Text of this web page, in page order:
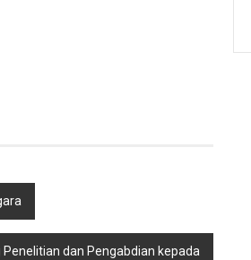
Penelitian dan Pengabdian kepada